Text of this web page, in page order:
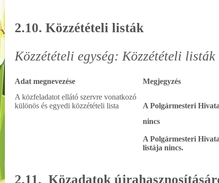
2.10. Közzétételi listák
Közzétételi egység: Közzétételi listák
Adat megnevezése
Megjegyzés
A közfeladatot ellátó szervre vonatkozó
különös és egyedi közzétételi lista
A Polgármesteri
nincs
A Polgármesteri
listája nincs.
2.11. Közadatok